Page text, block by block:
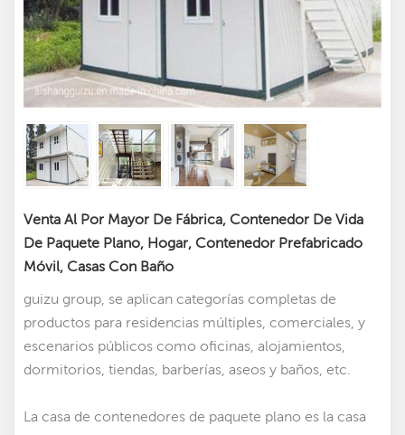
Venta Al Por Mayor De Fábrica, Contenedor De Vida
De Paquete Plano, Hogar, Contenedor Prefabricado
Móvil, Casas Con Baño
guizu group, se aplican categorías completas de
productos para residencias múltiples, comerciales, y
escenarios públicos como oficinas, alojamientos,
dormitorios, tiendas, barberías, aseos y baños, etc.
La casa de contenedores de paquete plano es la casa